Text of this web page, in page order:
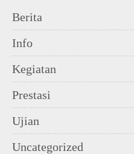
Berita
Info
Kegiatan
Prestasi
Ujian
Uncategorized